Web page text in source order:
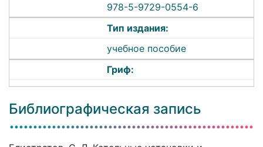
978-5-9729-0554-6
Тип издания:
учебное пособие
Гриф:
Библиографическая запись